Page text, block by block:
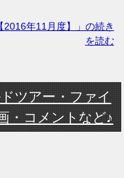
2016年11月度】」の続き
を読む
ツアー・ファイ
コメントなど♪